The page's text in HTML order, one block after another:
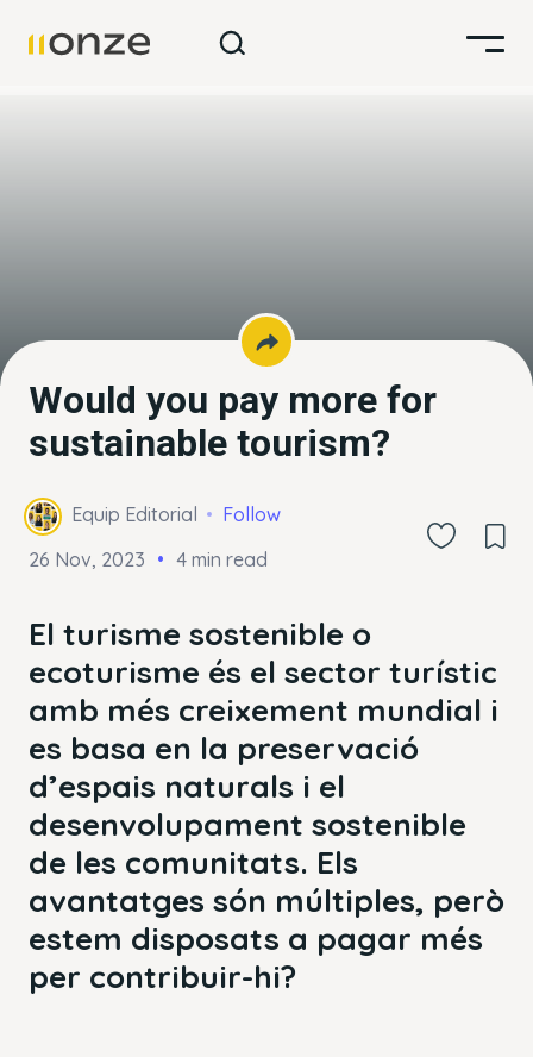
Would you pay more for
sustainable tourism?
Equip Editorial
Follow
26 Nov, 2023
4 min read
El turisme sostenible o
ecoturisme és el sector turístic
amb més creixement mundial i
es basa en la preservació
d’espais naturals i el
desenvolupament sostenible
de les comunitats. Els
avantatges són múltiples, però
estem disposats a pagar més
per contribuir-hi?